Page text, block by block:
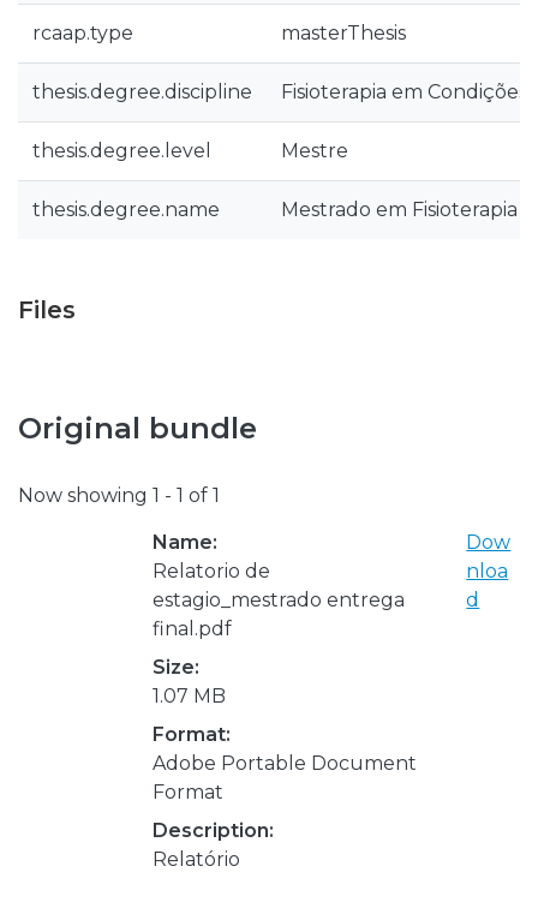
rcaap.type masterThesis
thesis.degree.discipline Fisioterapia em
thesis.degree.level Mestre
thesis.degree.name Mestrado em Fisioterapia
Files
Original bundle
Now showing 1 - 1 of 1
Name:
Relatorio de
estagio_mestrado entrega
final.pdf
Size:
1.07 MB
Format:
Adobe Portable Document
Format
Description:
Relatório
Dow
nloa
d